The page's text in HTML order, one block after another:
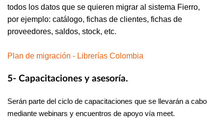
todos los datos que se quieren migrar al sistema Fierro,
por ejemplo: catálogo, fichas de clientes, fichas de
proveedores, saldos, stock, etc.
Plan de migración - Librerías Colombia
5- Capacitaciones y asesoría.
Serán parte del ciclo de capacitaciones que se llevarán a cabo
mediante webinars y encuentros de apoyo vía meet.